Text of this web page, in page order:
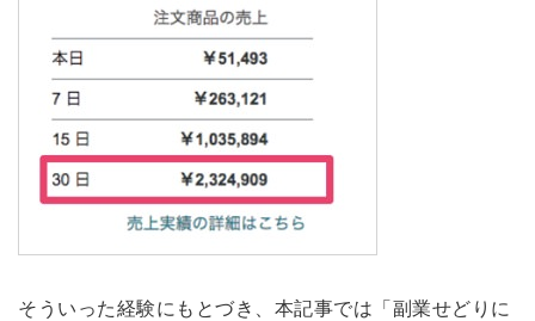
そういった経験にもとづき、本記事では「副業せどりに